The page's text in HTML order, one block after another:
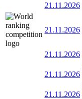
21.11.2026
21.11.2026
21.11.2026
21.11.2026
21.11.2026